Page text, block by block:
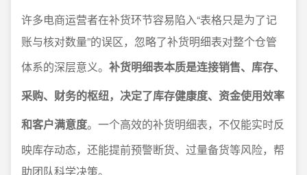
许多电商运营者在补货环节容易陷入“表格只是为了记
账与核对数量”的误区，忽略了补货明细表对整个仓管
体系的深层意义。 补货明细表本质是连接销售、库存、
采购、财务的枢纽，决定了库存健康度、资金使用效率
和客户满意度。一个高效的补货明细表，不仅能实时反
映库存动态，还能提前预警断货、过量备货等风险，帮
助团队科学决策。